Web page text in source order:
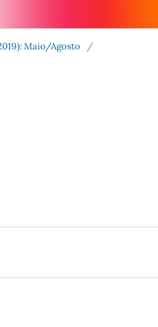
Maio/Agosto
/